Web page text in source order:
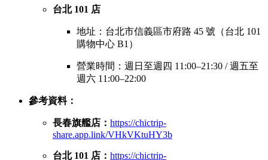
台北 101 店
地址：台北市信義區市府路 45 號（台北 101
購物中心 B1）
營業時間：週日至週四 11:00–21:30 / 週五至
週六 11:00–22:00
參考資料：
長春旗艦店： https://chictrip-
share.app.link/VHkVKtuHY3b
台北 101 店： https://chictrip-